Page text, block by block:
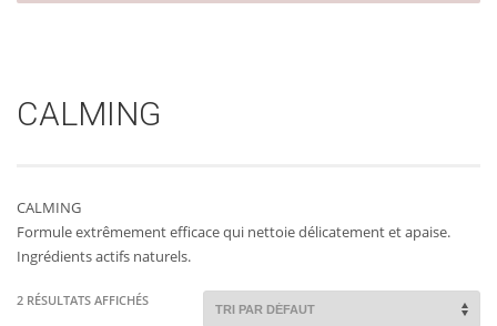
CALMING
CALMING
Formule extrêmement efficace qui nettoie délicatement et apaise.
Ingrédients actifs naturels.
2 RÉSULTATS AFFICHÉS